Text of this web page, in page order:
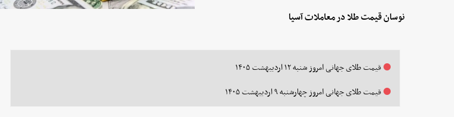
نوسان قیمت طلا در معاملات آسیا
قیمت طلای جهانی امروز شنبه ۱۲ اردیبهشت ۱۴۰۵
قیمت طلای جهانی امروز چهار‌شنبه ۹ اردیبهشت ۱۴۰۵